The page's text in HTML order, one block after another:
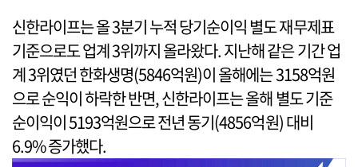
신한라이프는 올 3분기 누적 당기순이익 별도 재무제표
기준으로도 업계 3위까지 올라왔다. 지난해 같은 기간 업
계 3위였던 한화생명(5846억원)이 올해에는 3158억원
으로 순익이 하락한 반면, 신한라이프는 올해 별도 기준
순이익이 5193억원으로 전년 동기(4856억원) 대비
6.9% 증가했다.